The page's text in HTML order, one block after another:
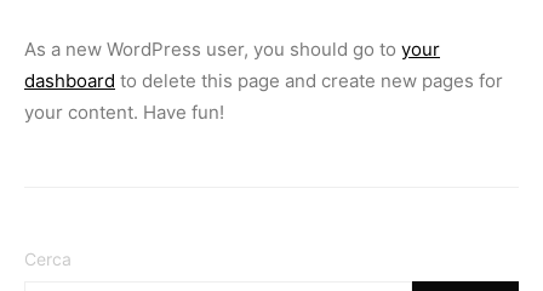
As a new WordPress user, you should go to your
dashboard to delete this page and create new pages for
your content. Have fun!
Cerca